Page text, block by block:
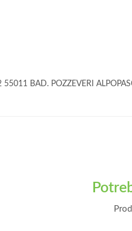
55011 BAD. POZZEVERI